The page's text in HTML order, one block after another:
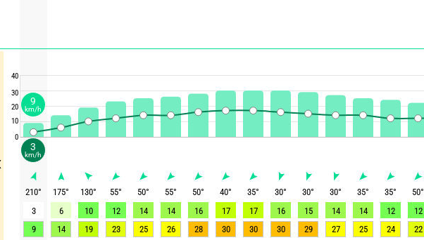
40
30
20
10
0
210° 175° 130° 55° 50° 55° 50° 40° 35° 30° 30° 30° 35° 35° 50°
3
6 10 12 14 14 16 17 17 16 15 14 14 12 12
9
14 19 23 25 26 28 30 30 30 29 27 25 24 22
3
km/h
9
km/h